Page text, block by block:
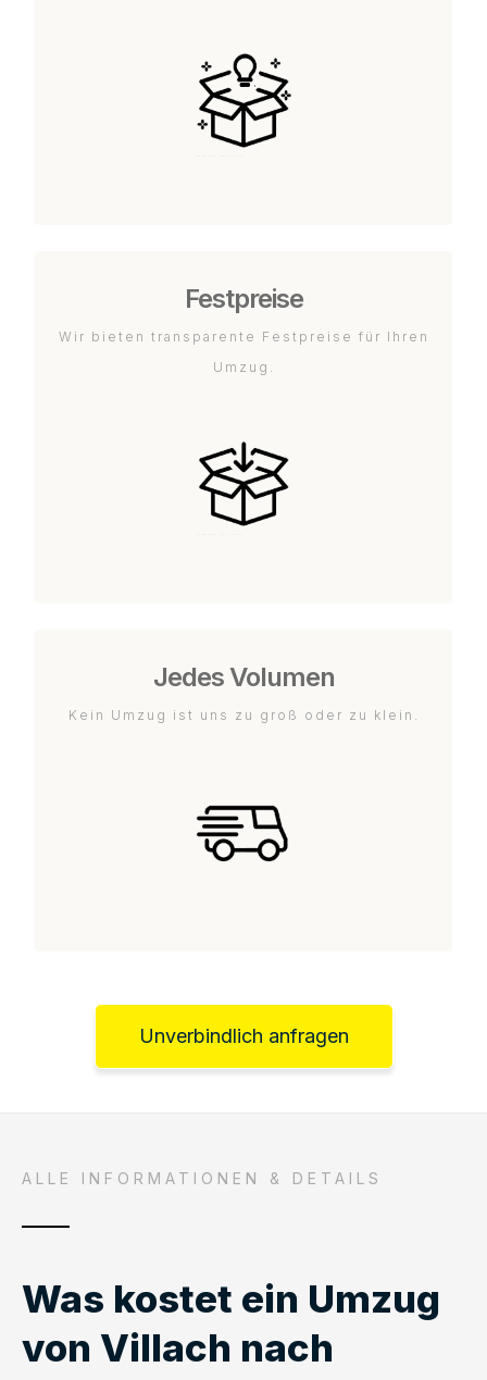
Festpreise
Wir bieten transparente Festpreise für Ihren
Umzug.
Jedes Volumen
Kein Umzug ist uns zu groß oder zu klein.
Unverbindlich anfragen
ALLE INFORMATIONEN & DETAILS
Was kostet ein Umzug
von Villach nach